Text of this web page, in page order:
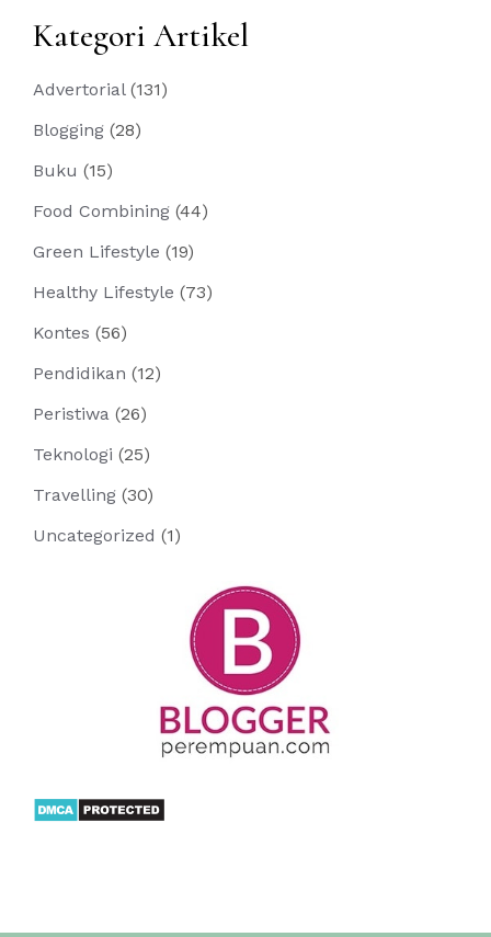
Kategori Artikel
Advertorial (131)
Blogging (28)
Buku (15)
Food Combining (44)
Green Lifestyle (19)
Healthy Lifestyle (73)
Kontes (56)
Pendidikan (12)
Peristiwa (26)
Teknologi (25)
Travelling (30)
Uncategorized (1)